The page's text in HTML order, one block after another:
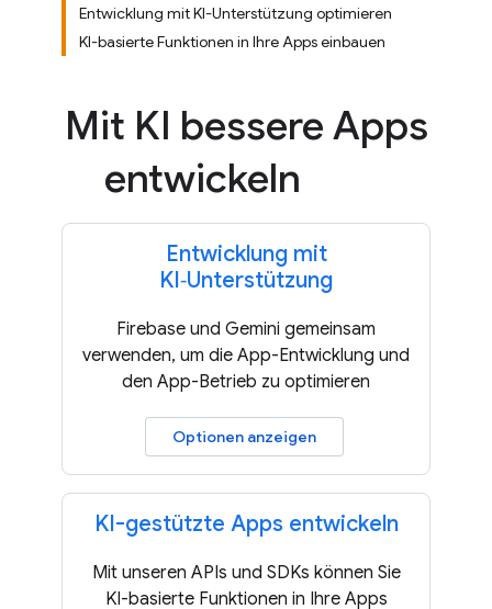
Entwicklung mit KI-Unterstützung optimieren
KI-basierte Funktionen in Ihre Apps einbauen
Mit KI bessere Apps
entwickeln
Entwicklung mit
KI‑Unterstützung
Firebase und Gemini gemeinsam
verwenden, um die App-Entwicklung und
den App-Betrieb zu optimieren
Optionen anzeigen
KI-gestützte Apps entwickeln
Mit unseren APIs und SDKs können Sie
KI-basierte Funktionen in Ihre Apps